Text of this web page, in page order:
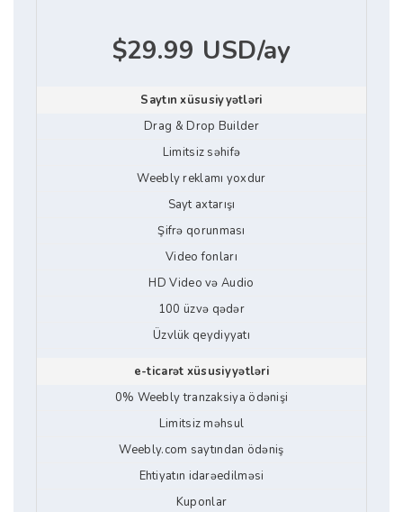
$29.99 USD/ay
Saytın xüsusiyyətləri
Drag & Drop Builder
Limitsiz səhifə
Weebly reklamı yoxdur
Sayt axtarışı
Şifrə qorunması
Video fonları
HD Video və Audio
100 üzvə qədər
Üzvlük qeydiyyatı
e-ticarət xüsusiyyətləri
0% Weebly tranzaksiya ödənişi
Limitsiz məhsul
Weebly.com saytından ödəniş
Ehtiyatın idarəedilməsi
Kuponlar